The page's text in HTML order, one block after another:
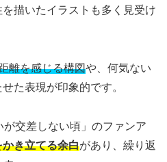
描いたイラストも多く見受け
離を感じる構図や、何気ない
た表現が印象的です。
交差しない頃」のファンア
き立てる余白があり、繰り返